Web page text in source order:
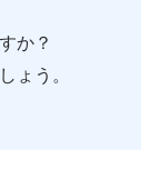
か？
ょう。